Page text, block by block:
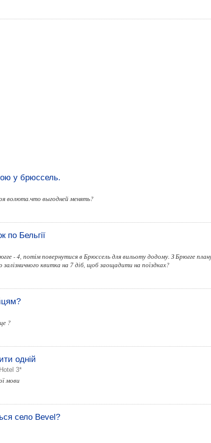
у брюссель.
волюта.что выгодней менять?
по Бельгії
- 4, потім повернутися в Брюссель для вильоту додому. З Брюгге
квитка на 7 діб, щоб заощадити на поїздках?
?
одній
3*
мови
село Bevel?